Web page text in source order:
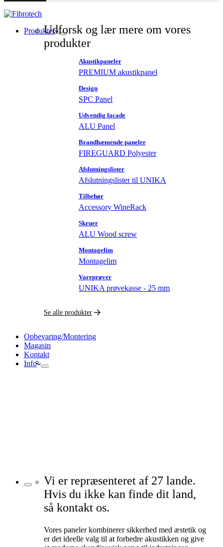
ProdukterUdforsk og lær mere om vores
produkter
Akustikpaneler
PREMIUM akustikpanel
Design
SPC Panel
Udvendig facade
ALU Panel
Brandhæmende paneler
FIREGUARD Polyester
Afslutningslister
Afslutningslister til UNIKA
Tilbehør
Accessory WineRack
Skruer
ALU Wood screw
Montagelim
Montagelim
Vareprøver
UNIKA prøvekasse - 25 mm
Se alle produkter
Opbevaring/Montering
Magasin
Kontakt
Info
Vi er repræsenteret af 27 lande.
Hvis du ikke kan finde dit land,
så kontakt os.
Vores paneler kombinerer sikkerhed med æstetik og
er det ideelle valg til at forbedre akustikken og give